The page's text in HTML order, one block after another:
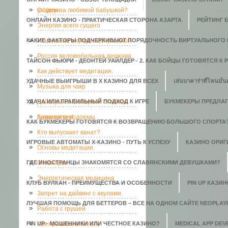
ОНЛАЙН КАЗИНО - ПРАКТИЧЕСКАЯ СТОРОНА АЗАРТА РЕЙТИНГ
КАКИЕ ФАКТОРЫ ПОДЧЕРКИВАЮТ ПОРЯДОЧНОСТЬ ВИРТУАЛЬНОГО
ТАЙСОН ФЬЮРИ - ДЕОНТЕЙ УАЙЛДЕР - 2. КАК БОЙЦЫ ГОТОВЯТСЯ К
УДАЧНЫЕ ВЫИГРЫШИ В X КАЗИНО ДЛЯ ВСЕХ เล่นบาคาร่าที่ไหนมั่น
УДАЧА ИЛИ ПРАВИЛЬНЫЙ ПОДХОД К ИГРЕ БУКМЕКЕРЫ
КАК БУКМЕКЕРЫ ГОТОВЯТСЯ К ВОЗВРАЩЕНИЮ БОЛЬШОГО
ИГРОВЫЕ АВТОМАТЫ Х-КАЗИНО - ПУТЬ К УСПЕХУ КАЗИНО
ГДЕ ИНОСТРАНЦЫ ЗНАКОМЯТСЯ СО СЛАВЯНСКИМИ ДЕВУШКАМИ?
КЛУБ ВУЛКАН - ПРЕИМУЩЕСТВА И ОСОБЕННОСТИ PIN UP
ЛУЧШАЯ ПОМОЩЬ ДЛЯ БЕТТЕРОВ – ВСЕ НА ОДНОМ САЙТЕ
PIN UP - МОШЕННИКИ ИЛИ ЧЕСТНОЕ КАЗИНО? MEDICAL APP
уходом за любимой бабушкой?
О Цигун
Энергия всего сущего
Исцеление внутренней улыбкой
Россия веломобильная держава
Как действует медитация.
Музыка для чакр
Дайверы из Северной столицы
почистили водоемы.
Баранки гну!
Кто выпускает канат?
Основы медитации.
О мантрах
Энергетическая медицина
Запрет на дайвинг с акулами.
Работа с грушей
Как правильно бегать